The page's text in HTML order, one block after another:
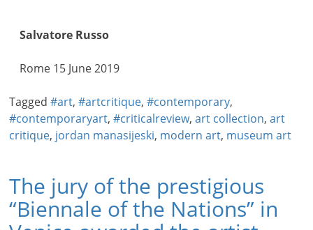
Salvatore Russo
Rome 15 June 2019
Tagged#art,#artcritique,#contemporary,
#contemporaryart,#criticalreview,art collection,art
critique, jordan manasijeski, modern art, museum art
The jury of the prestigious
“Biennale of the Nations” in